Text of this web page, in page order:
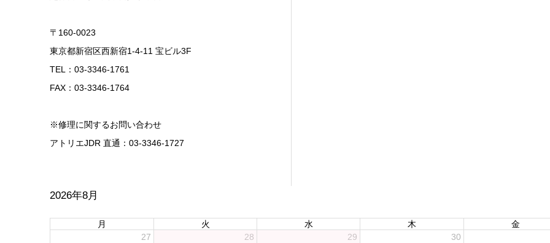
〒160-0023
東京都新宿区西新宿1-4-11 宝ビル3F
TEL：03-3346-1761
FAX：03-3346-1764
※修理に関するお問い合わせ
アトリエJDR 直通：03-3346-1727
2026年8月
月 火 水 木 金
27
28 29 30